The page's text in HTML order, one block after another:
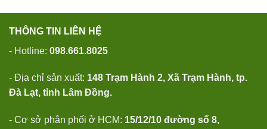
THÔNG TIN LIÊN HỆ
- Hotline: 098.661.8025
- Địa chỉ sản xuất: 148 Trạm Hành 2, Xã Trạm Hành, tp.
Đà Lạt, tỉnh Lâm Đồng.
- Cơ sở phân phối ở HCM: 15/12/10 đường số 8,